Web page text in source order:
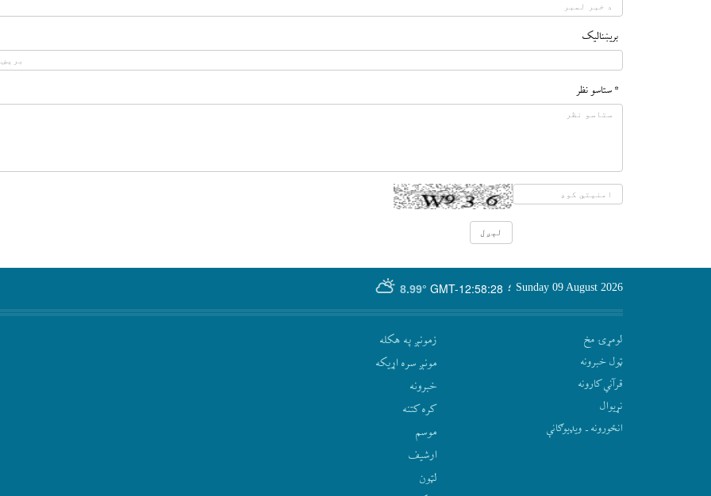
بريښناليک
* ستاسو نظر
GMT-12:58:28
8.99° Sunday 09 August 2026 ؛
لومړۍ مخ
ټول خبرونه
قرآني کارونه
نړيوال
انځورونه ـ ویډیوګانې
زمونږ په هکله
مونږ سره اړيکه
‫خبرونه
کره کتنه
موسم
ارشيف
لټون